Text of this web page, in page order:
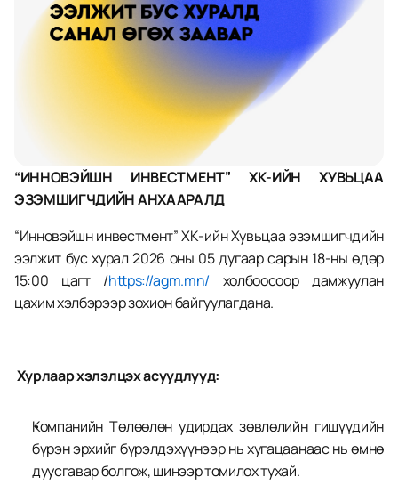
Санал хүсэлт
Events
Experts
“ИННОВЭЙШН ИНВЕСТМЕНТ” ХК-ИЙН ХУВЬЦАА
ЭЗЭМШИГЧДИЙН АНХААРАЛД
“Инновэйшн инвестмент” ХК-ийн Хувьцаа эзэмшигчдийн
ээлжит бус хурал 2026 оны 05 дугаар сарын 18-ны өдөр
15:00 цагт /https://agm.mn/ холбоосоор дамжуулан
цахим хэлбэрээр зохион байгуулагдана.
Хурлаар хэлэлцэх асуудлууд:
Компанийн Төлөөлөн удирдах зөвлөлийн гишүүдийн
бүрэн эрхийг бүрэлдэхүүнээр нь хугацаанаас нь өмнө
дуусгавар болгож, шинээр томилох тухай.